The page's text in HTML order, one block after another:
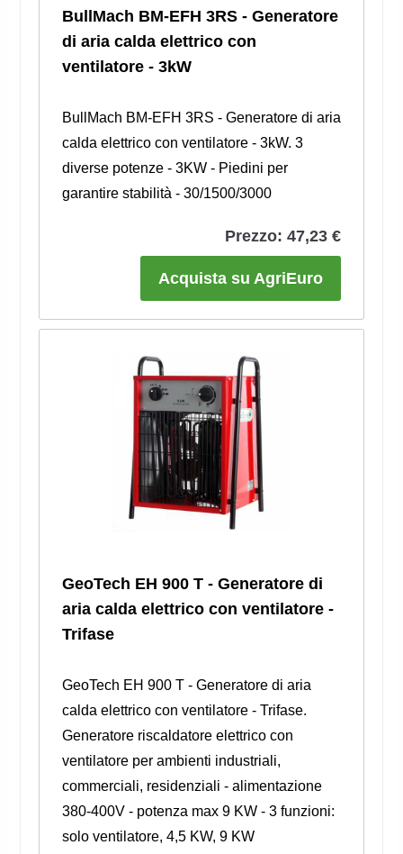
BullMach BM-EFH 3RS - Generatore
di aria calda elettrico con
ventilatore - 3kW
BullMach BM-EFH 3RS - Generatore di aria
calda elettrico con ventilatore - 3kW. 3
diverse potenze - 3KW - Piedini per
garantire stabilità - 30/1500/3000
Prezzo: 47,23 €
Acquista su AgriEuro
GeoTech EH 900 T - Generatore di
aria calda elettrico con ventilatore -
Trifase
GeoTech EH 900 T - Generatore di aria
calda elettrico con ventilatore - Trifase.
Generatore riscaldatore elettrico con
ventilatore per ambienti industriali,
commerciali, residenziali - alimentazione
380-400V - potenza max 9 KW - 3 funzioni:
solo ventilatore, 4,5 KW, 9 KW